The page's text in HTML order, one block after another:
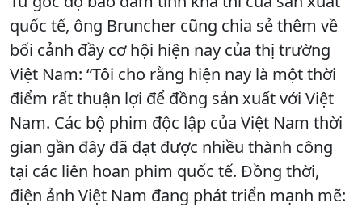
quốc tế, ông Bruncher cũng chia sẻ thêm về
bối cảnh đầy cơ hội hiện nay của thị trường
Việt Nam: “Tôi cho rằng hiện nay là một thời
điểm rất thuận lợi để đồng sản xuất với Việt
Nam. Các bộ phim độc lập của Việt Nam thời
gian gần đây đã đạt được nhiều thành công
tại các liên hoan phim quốc tế. Đồng thời,
điện ảnh Việt Nam đang phát triển mạnh mẽ: